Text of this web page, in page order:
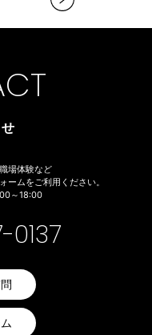
場体験など
ームをご利用ください。
～18:00